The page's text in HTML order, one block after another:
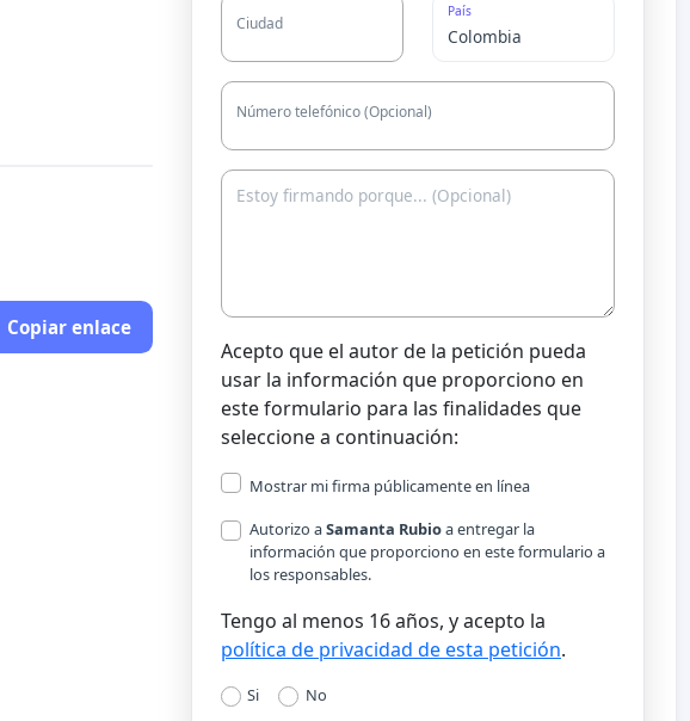
Copiar enlace
Ciudad
País
Número telefónico (Opcional)
Acepto que el autor de la petición pueda
usar la información que proporciono en
este formulario para las finalidades que
seleccione a continuación:
Mostrar mi firma públicamente en línea
Autorizo aSamanta Rubioa entregar la
información que proporciono en este formulario a
los responsables.
Tengo al menos 16 años, y acepto la
política de privacidad de esta petición.
Si No